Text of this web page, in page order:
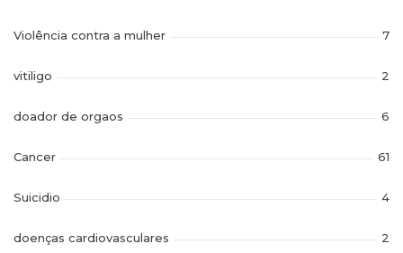
Violência contra a mulher 7
vitiligo 2
doador de orgaos 6
Cancer 61
Suicidio 4
doenças cardiovasculares 2